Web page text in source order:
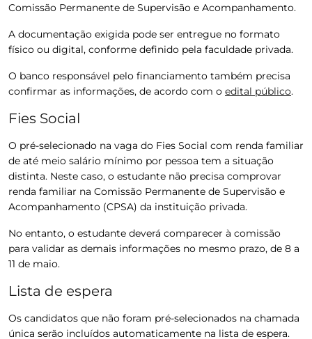
Comissão Permanente de Supervisão e Acompanhamento.
A documentação exigida pode ser entregue no formato
físico ou digital, conforme definido pela faculdade privada.
O banco responsável pelo financiamento também precisa
confirmar as informações, de acordo com o edital público.
Fies Social
O pré-selecionado na vaga do Fies Social com renda familiar
de até meio salário mínimo por pessoa tem a situação
distinta. Neste caso, o estudante não precisa comprovar
renda familiar na Comissão Permanente de Supervisão e
Acompanhamento (CPSA) da instituição privada.
No entanto, o estudante deverá comparecer à comissão
para validar as demais informações no mesmo prazo, de 8 a
11 de maio.
Lista de espera
Os candidatos que não foram pré-selecionados na chamada
única serão incluídos automaticamente na lista de espera.